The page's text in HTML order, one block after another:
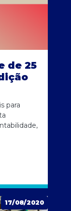
de 25
para
17/08/2020